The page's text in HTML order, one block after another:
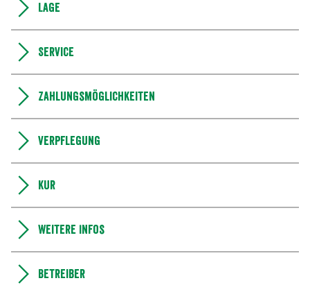
Lage
Service
Zahlungsmöglichkeiten
Verpflegung
Kur
Weitere Infos
Betreiber